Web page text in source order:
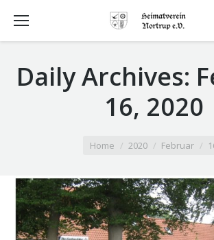
Daily Archives:
16, 2020
Home 2020 Februar